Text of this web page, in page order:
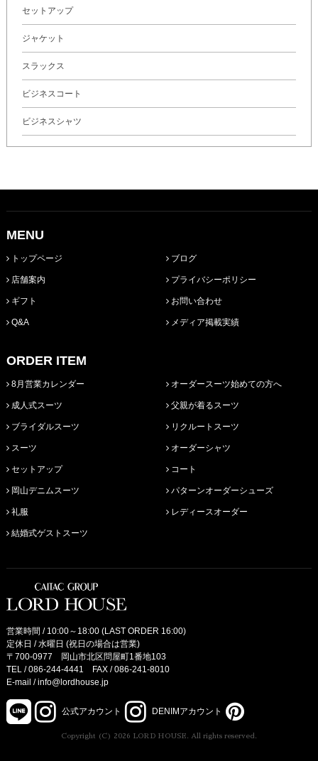
セットアップ
ジャケット
スラックス
ビジネスコート
ビジネスシャツ
MENU
トップページ
店舗案内
ギフト
Q&A
ブログ
プライバシーポリシー
お問い合わせ
メディア掲載実績
ORDER ITEM
8月営業カレンダー
成人式スーツ
ブライダルスーツ
スーツ
セットアップ
岡山デニムスーツ
礼服
結婚式ゲストスーツ
オーダースーツ始めての方へ
父親が着るスーツ
リクルートスーツ
オーダーシャツ
コート
パターンオーダーシューズ
レディースオーダー
営業時間 / 10:00～18:00 (LAST ORDER 16:00)
定休日 / 水曜日 (祝日の場合は営業)
〒700-0977 岡山市北区問屋町1番地103
TEL /086-244-4441
FAX / 086-241-8010
E-mail /info@lordhouse.jp
公式アカウント DENIMアカウント
Copyright (C) 2026 LORD HOUSE. All rights reserved.